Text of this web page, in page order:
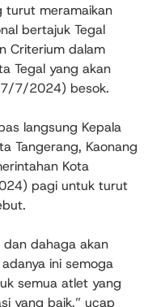
turut meramaikan
bertajuk Tegal
Criterium dalam
Tegal yang akan
7/2024) besok.
langsung Kepala
Tangerang, Kaonang
Kota
pagi untuk turut
dan dahaga akan
ini semoga
semua atlet yang
yang baik,” ucap